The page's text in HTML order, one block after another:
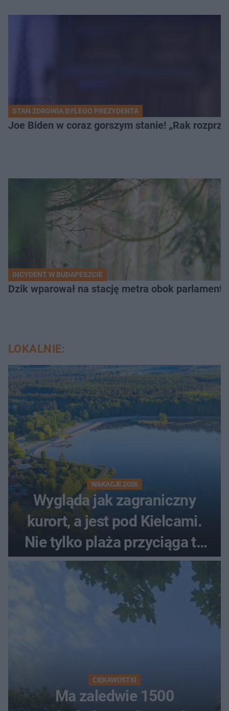
STAN ZDROWIA BYŁEGO PREZYDENTA
Joe Biden w coraz gorszym stanie! „Rak
INCYDENT W BUDAPESZCIE
Dzik wparował na stację metra obok
LOKALNIE:
WAKACJE 2026
Wygląda jak zagraniczny
kurort, a jest pod Kielcami.
Nie tylko plaża przyciąga tu
ludzi
CIEKAWOSTKI
Ma zaledwie 1500